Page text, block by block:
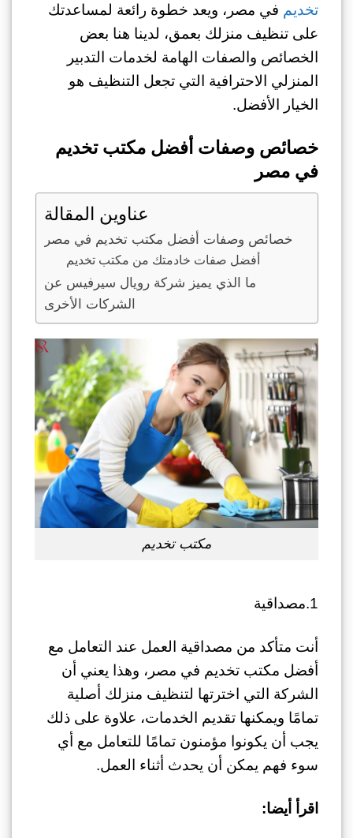
تخديم في مصر، ويعد خطوة رائعة لمساعدتك
على تنظيف منزلك بعمق، لدينا هنا بعض
الخصائص والصفات الهامة لخدمات التدبير
المنزلي الاحترافية التي تجعل التنظيف هو
الخيار الأفضل.
خصائص وصفات أفضل مكتب تخديم
في مصر
عناوين المقالة
خصائص وصفات أفضل مكتب تخديم في مصر
أفضل صفات خادمتك من مكتب تخديم
ما الذي يميز شركة رويال سيرفيس عن
الشركات الأخرى
مكتب تخديم
1.مصداقية
أنت متأكد من مصداقية العمل عند التعامل مع
أفضل مكتب تخديم في مصر، وهذا يعني أن
الشركة التي اخترتها لتنظيف منزلك أصلية
تمامًا ويمكنها تقديم الخدمات، علاوة على ذلك
يجب أن يكونوا مؤمنون تمامًا للتعامل مع أي
سوء فهم يمكن أن يحدث أثناء العمل.
اقرأ أيضا: